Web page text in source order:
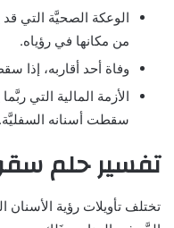
الوعكة الصحيَّة التي
من مكانها في رؤياه.
وفاة أحد أقاربه، إذا
الأزمة المالية التي
سقطت أسنانه السفليَّة.
تفسير حلم
تختلف تأويلات رؤية